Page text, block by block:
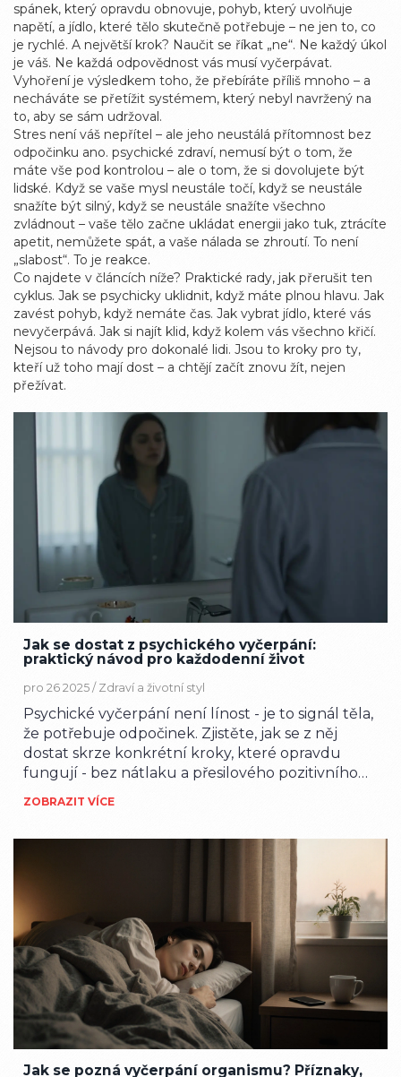
spánek, který opravdu obnovuje, pohyb, který uvolňuje
napětí, a jídlo, které tělo skutečně potřebuje – ne jen to, co
je rychlé. A největší krok? Naučit se říkat „ne“. Ne každý úkol
je váš. Ne každá odpovědnost vás musí vyčerpávat.
Vyhoření je výsledkem toho, že přebíráte příliš mnoho – a
necháváte se přetížit systémem, který nebyl navržený na
to, aby se sám udržoval.
Stres není váš nepřítel – ale jeho neustálá přítomnost bez
odpočinku ano. psychické zdraví, nemusí být o tom, že
máte vše pod kontrolou – ale o tom, že si dovolujete být
lidské. Když se vaše mysl neustále točí, když se neustále
snažíte být silný, když se neustále snažíte všechno
zvládnout – vaše tělo začne ukládat energii jako tuk, ztrácíte
apetit, nemůžete spát, a vaše nálada se zhroutí. To není
„slabost“. To je reakce.
Co najdete v článcích níže? Praktické rady, jak přerušit ten
cyklus. Jak se psychicky uklidnit, když máte plnou hlavu. Jak
zavést pohyb, když nemáte čas. Jak vybrat jídlo, které vás
nevyčerpává. Jak si najít klid, když kolem vás všechno křičí.
Nejsou to návody pro dokonalé lidi. Jsou to kroky pro ty,
kteří už toho mají dost – a chtějí začít znovu žít, nejen
přežívat.
Jak se dostat z psychického vyčerpání:
praktický návod pro každodenní život
pro 26 2025 / Zdraví a životní styl
Psychické vyčerpání není línost - je to signál těla,
že potřebuje odpočinek. Zjistěte, jak se z něj
dostat skrze konkrétní kroky, které opravdu
fungují - bez nátlaku a přesilového pozitivního
ZOBRAZIT VÍCE
Jak se pozná vyčerpání organismu? Příznaky,